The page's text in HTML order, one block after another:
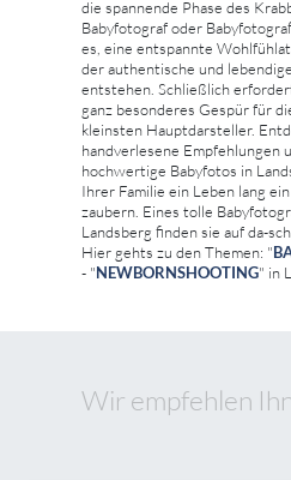
die spannende Phase des
Babyfotograf oder
es, eine entspannte
der authentische und
entstehen. Schließlich
ganz besonderes Gespür für
kleinsten Hauptdarsteller.
handverlesene Empfehlungen
hochwertige Babyfotos in
Ihrer Familie ein Leben lang
zaubern. Eines tolle
Landsberg finden sie auf da-
Hier gehts zu den Themen: "
- "NEWBORNSHOOTING" in
Wir empfehlen